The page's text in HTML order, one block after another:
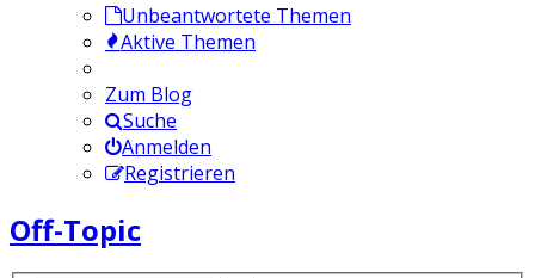
Unbeantwortete Themen
Aktive Themen
Zum Blog
Suche
Anmelden
Registrieren
Off-Topic